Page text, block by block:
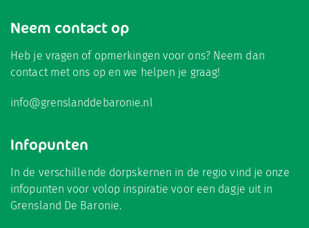
Neem contact op
Heb je vragen of opmerkingen voor ons? Neem dan
contact met ons op en we helpen je graag!
info@grenslanddebaronie.nl
Infopunten
In de verschillende dorpskernen in de regio vind je onze
infopunten voor volop inspiratie voor een dagje uit in
Grensland De Baronie.